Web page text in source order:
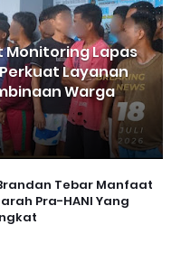
Monitoring Lapas
Layanan
Warga
Tebar Manfaat
Pra-HANI Yang